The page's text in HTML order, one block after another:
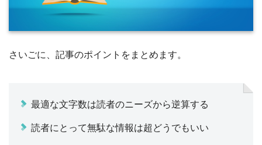
さいごに、記事のポイントをまとめます。
最適な文字数は読者のニーズから逆算する
読者にとって無駄な情報は超どうでもいい